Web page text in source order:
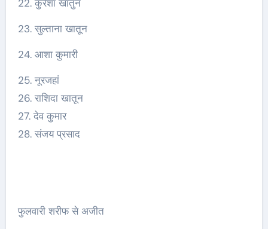
22. कुरैशा खातुन
23. सुल्ताना खातून
24. आशा कुमारी
25. नूरजहां
26. राशिदा खातून
27. देव कुमार
28. संजय प्रसाद
फुलवारी शरीफ से अजीत